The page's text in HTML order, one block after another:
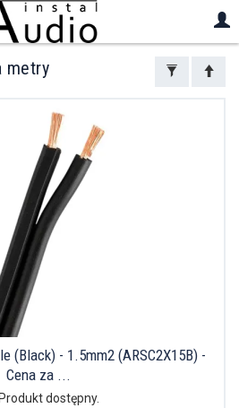
metry
(Black) - 1.5mm2 (ARSC2X15B) -
Cena za ...
Produkt dostępny.